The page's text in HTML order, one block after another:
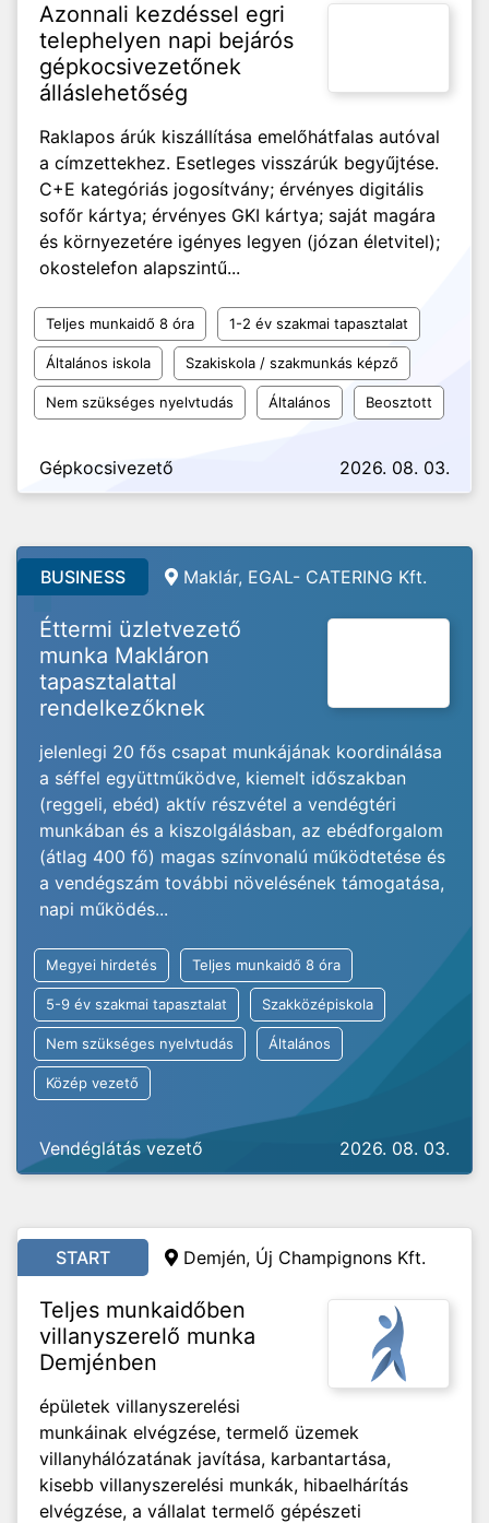
Azonnali kezdéssel egri
telephelyen napi bejárós
gépkocsivezetőnek
álláslehetőség
Raklapos árúk kiszállítása emelőhátfalas autóval
a címzettekhez. Esetleges visszárúk begyűjtése.
C+E kategóriás jogosítvány; érvényes digitális
sofőr kártya; érvényes GKI kártya; saját magára
és környezetére igényes legyen (józan életvitel);
okostelefon alapszintű...
Teljes munkaidő 8 óra 1-2 év szakmai tapasztalat
Általános iskola Szakiskola / szakmunkás képző
Nem szükséges nyelvtudás Általános Beosztott
Gépkocsivezető 2026. 08. 03.
BUSINESS Maklár, EGAL- CATERING Kft.
Éttermi üzletvezető
munka Makláron
tapasztalattal
rendelkezőknek
jelenlegi 20 fős csapat munkájának koordinálása
a séffel együttműködve, kiemelt időszakban
(reggeli, ebéd) aktív részvétel a vendégtéri
munkában és a kiszolgálásban, az ebédforgalom
(átlag 400 fő) magas színvonalú működtetése és
a vendégszám további növelésének támogatása,
napi működés...
Megyei hirdetés Teljes munkaidő 8 óra
5-9 év szakmai tapasztalat Szakközépiskola
Nem szükséges nyelvtudás Általános
Közép vezető
Vendéglátás vezető 2026. 08. 03.
START Demjén, Új Champignons Kft.
Teljes munkaidőben
villanyszerelő munka
Demjénben
épületek villanyszerelési
munkáinak elvégzése, termelő üzemek
villanyhálózatának javítása, karbantartása,
kisebb villanyszerelési munkák, hibaelhárítás
elvégzése, a vállalat termelő gépészeti